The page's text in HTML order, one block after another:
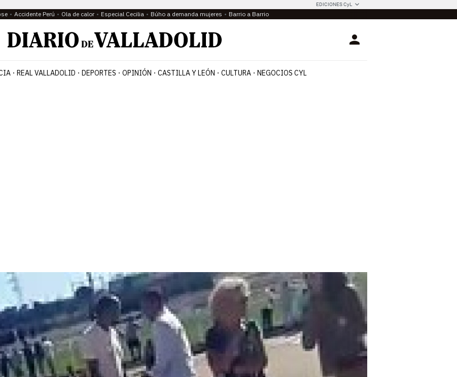
EDICIONES CyL
Accidente Perú Ola de calor Especial Cecilia Búho a demanda mujeres Barrio a Barrio
Login
REAL VALLADOLID DEPORTES OPINIÓN CASTILLA Y LEÓN CULTURA NEGOCIOS CYL